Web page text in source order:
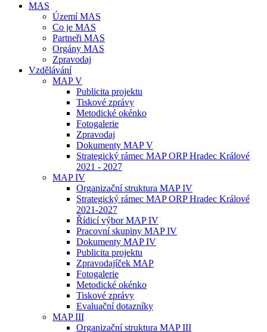
MAS
Území MAS
Co je MAS
Partneři MAS
Orgány MAS
Zpravodaj
Vzdělávání
MAP V
Publicita projektu
Tiskové zprávy
Metodické okénko
Fotogalerie
Zpravodaj
Dokumenty MAP V
Strategický rámec MAP ORP Hradec Králové
2021 - 2027
MAP IV
Organizační struktura MAP IV
Strategický rámec MAP ORP Hradec Králové
2021-2027
Řídicí výbor MAP IV
Pracovní skupiny MAP IV
Dokumenty MAP IV
Publicita projektu
Zpravodajíček MAP
Fotogalerie
Metodické okénko
Tiskové zprávy
Evaluační dotazníky
MAP III
Organizační struktura MAP III